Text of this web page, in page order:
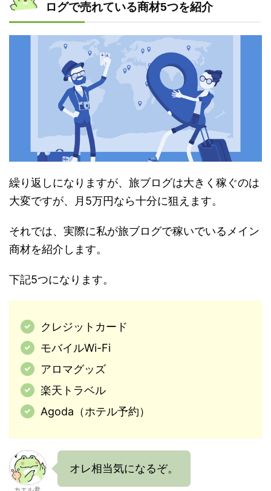
ログで売れている商材5つを紹介
繰り返しになりますが、旅ブログは大きく稼ぐのは
大変ですが、月5万円なら十分に狙えます。
それでは、実際に私が旅ブログで稼いでいるメイン
商材を紹介します。
下記5つになります。
クレジットカード
モバイルWi-Fi
アロマグッズ
楽天トラベル
Agoda（ホテル予約）
オレ相当気になるぞ。